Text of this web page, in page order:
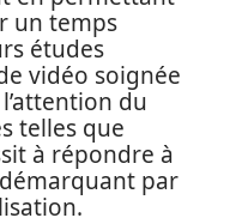
un temps
études
vidéo soignée
du
telles que
à répondre à
par